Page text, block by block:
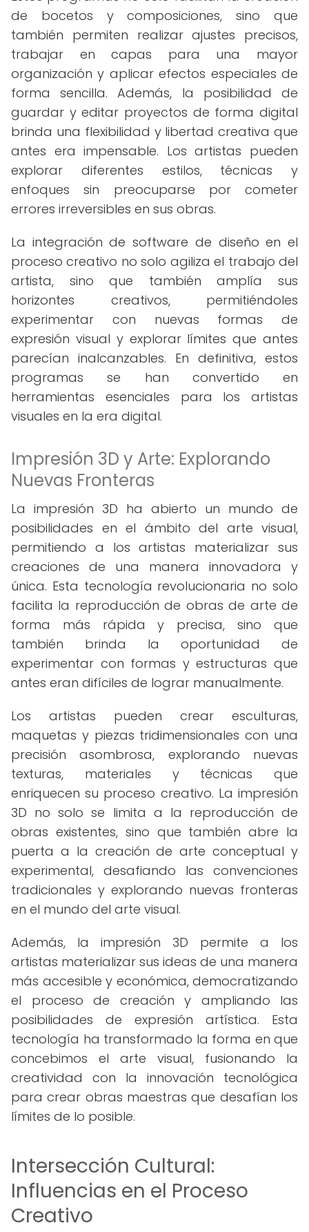
de bocetos y composiciones, sino que
también permiten realizar ajustes precisos,
trabajar en capas para una mayor
organización y aplicar efectos especiales de
forma sencilla. Además, la posibilidad de
guardar y editar proyectos de forma digital
brinda una flexibilidad y libertad creativa que
antes era impensable. Los artistas pueden
explorar diferentes estilos, técnicas y
enfoques sin preocuparse por cometer
errores irreversibles en sus obras.
La integración de software de diseño en el
proceso creativo no solo agiliza el trabajo del
artista, sino que también amplía sus
horizontes creativos, permitiéndoles
experimentar con nuevas formas de
expresión visual y explorar límites que antes
parecían inalcanzables. En definitiva, estos
programas se han convertido en
herramientas esenciales para los artistas
visuales en la era digital.
Impresión 3D y Arte: Explorando
Nuevas Fronteras
La impresión 3D ha abierto un mundo de
posibilidades en el ámbito del arte visual,
permitiendo a los artistas materializar sus
creaciones de una manera innovadora y
única. Esta tecnología revolucionaria no solo
facilita la reproducción de obras de arte de
forma más rápida y precisa, sino que
también brinda la oportunidad de
experimentar con formas y estructuras que
antes eran difíciles de lograr manualmente.
Los artistas pueden crear esculturas,
maquetas y piezas tridimensionales con una
precisión asombrosa, explorando nuevas
texturas, materiales y técnicas que
enriquecen su proceso creativo. La impresión
3D no solo se limita a la reproducción de
obras existentes, sino que también abre la
puerta a la creación de arte conceptual y
experimental, desafiando las convenciones
tradicionales y explorando nuevas fronteras
en el mundo del arte visual.
Además, la impresión 3D permite a los
artistas materializar sus ideas de una manera
más accesible y económica, democratizando
el proceso de creación y ampliando las
posibilidades de expresión artística. Esta
tecnología ha transformado la forma en que
concebimos el arte visual, fusionando la
creatividad con la innovación tecnológica
para crear obras maestras que desafían los
límites de lo posible.
Intersección Cultural:
Influencias en el Proceso
Creativo